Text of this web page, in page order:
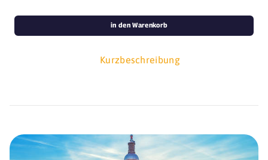
Kurzbeschreibung
in den Warenkorb